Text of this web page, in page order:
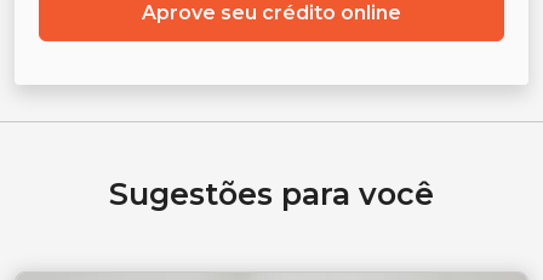
Aprove seu crédito online
Sugestões para você